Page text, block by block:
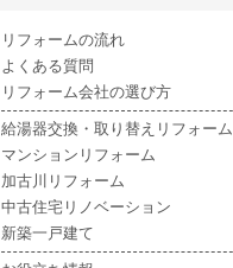
リフォームの流れ
よくある質問
リフォーム会社の選び方
給湯器交換・取り替えリフォーム
マンションリフォーム
加古川リフォーム
中古住宅リノベーション
新築一戸建て